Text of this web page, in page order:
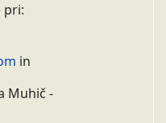
pri:
in
Muhič -